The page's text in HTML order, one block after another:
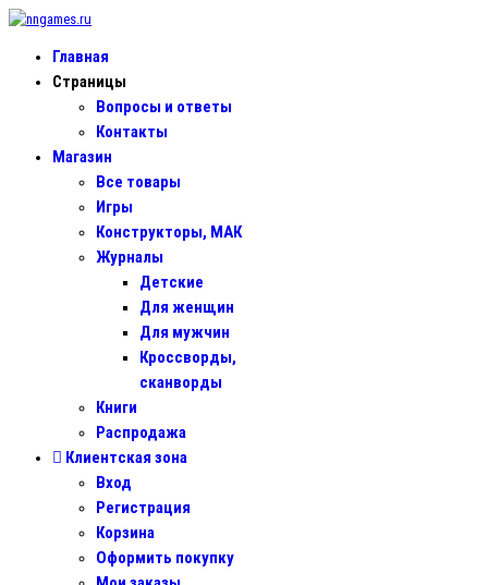
Главная
Страницы
Вопросы и ответы
Контакты
Магазин
Все товары
Игры
Конструкторы, МАК
Журналы
Детские
Для женщин
Для мужчин
Кроссворды,
сканворды
Книги
Распродажа
Клиентская зона
Вход
Регистрация
Корзина
Оформить покупку